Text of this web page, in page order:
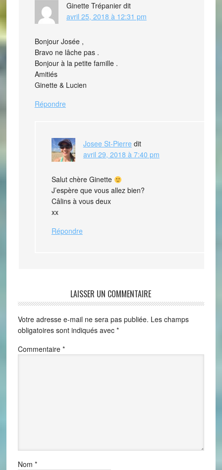
Ginette Trépanier dit
avril 25, 2018 à 12:31 pm
Bonjour Josée ,
Bravo ne lâche pas .
Bonjour à la petite famille .
Amitiés
Ginette & Lucien
Répondre
Josee St-Pierre dit
avril 29, 2018 à 7:40 pm
Salut chère Ginette
J’espère que vous allez bien?
Câlins à vous deux
xx
Répondre
LAISSER UN COMMENTAIRE
Votre adresse e-mail ne sera pas publiée. Les champs
obligatoires sont indiqués avec *
Commentaire *
Nom *